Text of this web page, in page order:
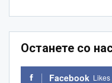
Останете со
Facebook Likes